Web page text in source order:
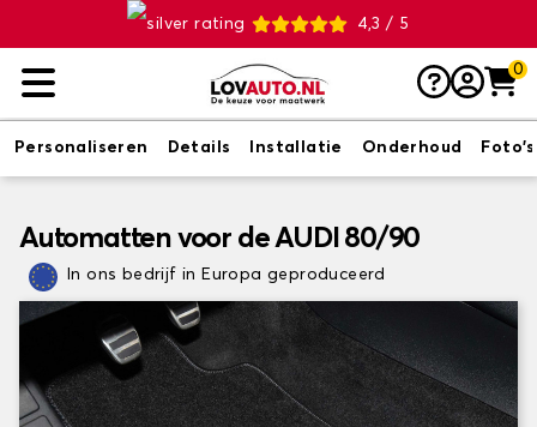
4,3 / 5
0
Personaliseren Details Installatie Onderhoud Foto's
Automatten voor de AUDI 80/90
In ons bedrijf in Europa geproduceerd